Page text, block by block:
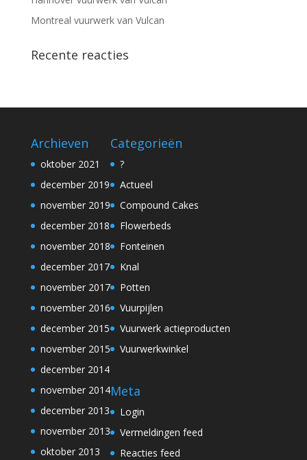
Montreal vuurwerk van Vulcan
Recente reacties
Archieven
oktober 2021
december 2019
november 2019
december 2018
november 2018
december 2017
november 2017
november 2016
december 2015
november 2015
december 2014
november 2014
december 2013
november 2013
oktober 2013
Categorieën
?
Actueel
Compound Cakes
Flowerbeds
Fonteinen
Knal
Potten
Vuurpijlen
Vuurwerk actieproducten
Vuurwerkwinkel
Meta
Login
Vermeldingen feed
Reacties feed